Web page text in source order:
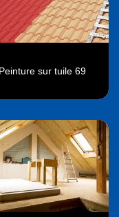
Peinture sur tuile 69